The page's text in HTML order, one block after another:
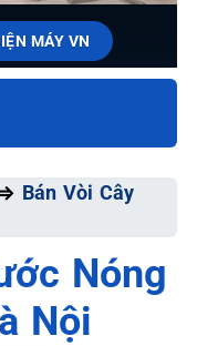
MÁY VN
CÂY
⇒ Bán Vòi Cây
Nóng
Nội